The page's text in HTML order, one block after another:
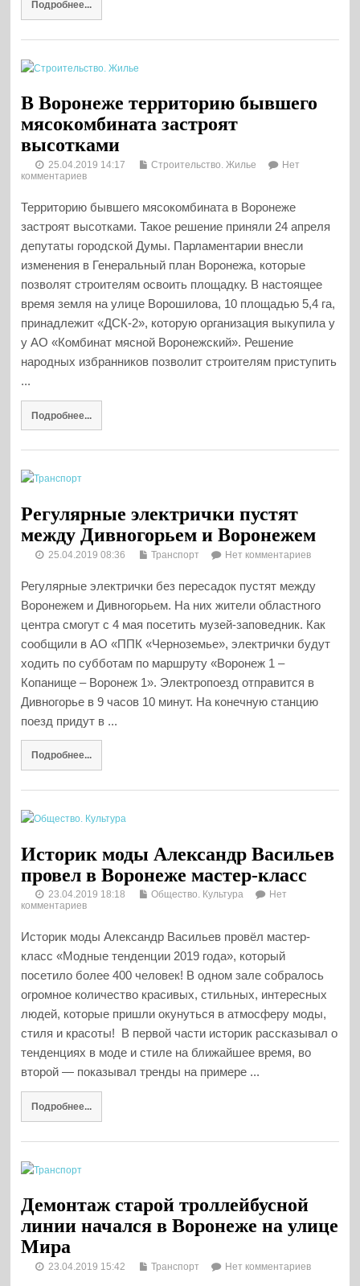
Подробнее...
В Воронеже территорию бывшего
мясокомбината застроят
высотками
25.04.2019 14:17 Строительство. Жилье
Нет
комментариев
Территорию бывшего мясокомбината в Воронеже
застроят высотками. Такое решение приняли 24 апреля
депутаты городской Думы. Парламентарии внесли
изменения в Генеральный план Воронежа, которые
позволят строителям освоить площадку. В настоящее
время земля на улице Ворошилова, 10 площадью 5,4 га,
принадлежит «ДСК-2», которую организация выкупила у
у АО «Комбинат мясной Воронежский». Решение
народных избранников позволит строителям приступить
...
Подробнее...
Регулярные электрички пустят
между Дивногорьем и Воронежем
25.04.2019 08:36 Транспорт Нет комментариев
Регулярные электрички без пересадок пустят между
Воронежем и Дивногорьем. На них жители областного
центра смогут с 4 мая посетить музей-заповедник. Как
сообщили в АО «ППК «Черноземье», электрички будут
ходить по субботам по маршруту «Воронеж 1 –
Копанище – Воронеж 1». Электропоезд отправится в
Дивногорье в 9 часов 10 минут. На конечную станцию
поезд придут в ...
Подробнее...
Историк моды Александр Васильев
провел в Воронеже мастер-класс
23.04.2019 18:18 Общество. Культура
Нет
комментариев
Историк моды Александр Васильев провёл мастер-
класс «Модные тенденции 2019 года», который
посетило более 400 человек! В одном зале собралось
огромное количество красивых, стильных, интересных
людей, которые пришли окунуться в атмосферу моды,
стиля и красоты! В первой части историк рассказывал о
тенденциях в моде и стиле на ближайшее время, во
второй — показывал тренды на примере ...
Подробнее...
Демонтаж старой троллейбусной
линии начался в Воронеже на улице
Мира
23.04.2019 15:42 Транспорт Нет комментариев